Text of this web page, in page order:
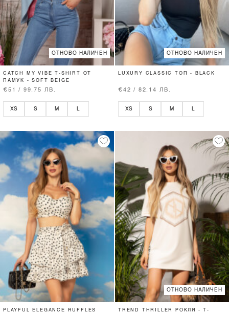
ОТНОВО НАЛИЧЕН
CATCH MY VIBE T-SHIRT ОТ
ПАМУК - SOFT BEIGE
€51 / 99.75 ЛВ.
XS S M L
ОТНОВО НАЛИЧЕН
LUXURY CLASSIC ТОП - BLACK
€42 / 82.14 ЛВ.
XS S M L
PLAYFUL ELEGANCE RUFFLES
ОТНОВО НАЛИЧЕН
TREND THRILLER РОКЛЯ - T-